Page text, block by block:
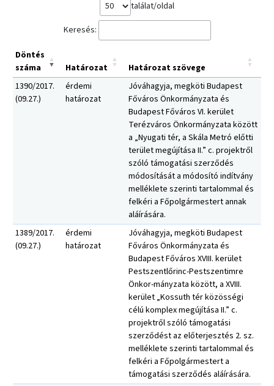
találat/oldal
Keresés:
Döntés
száma
Határozat
Határozat szövege
1390/2017.
(09.27.)
érdemi
határozat
Jóváhagyja, megköti Budapest
Főváros Önkormányzata és
Budapest Főváros VI. kerület
Terézváros Önkormányzata között
a „Nyugati tér, a Skála Metró előtti
terület megújítása II.” c. projektről
szóló támogatási szerződés
módosítását a módosító indítvány
melléklete szerinti tartalommal és
felkéri a Főpolgármestert annak
aláírására.
1389/2017.
(09.27.)
érdemi
határozat
Jóváhagyja, megköti Budapest
Főváros Önkormányzata és
Budapest Főváros XVIII. kerület
Pestszentlőrinc-Pestszentimre
Önkor-mányzata között, a XVIII.
kerület „Kossuth tér közösségi
célú komplex megújítása II.” c.
projektről szóló támogatási
szerződést az előterjesztés 2. sz.
melléklete szerinti tartalommal és
felkéri a Főpolgármestert a
támogatási szerződés aláírására.